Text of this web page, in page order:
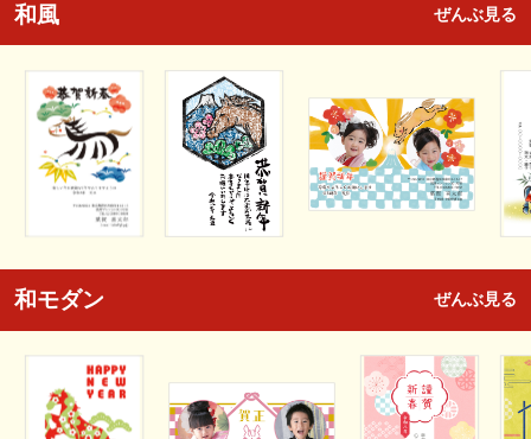
和風 ぜんぶ見る
和モダン ぜんぶ見る